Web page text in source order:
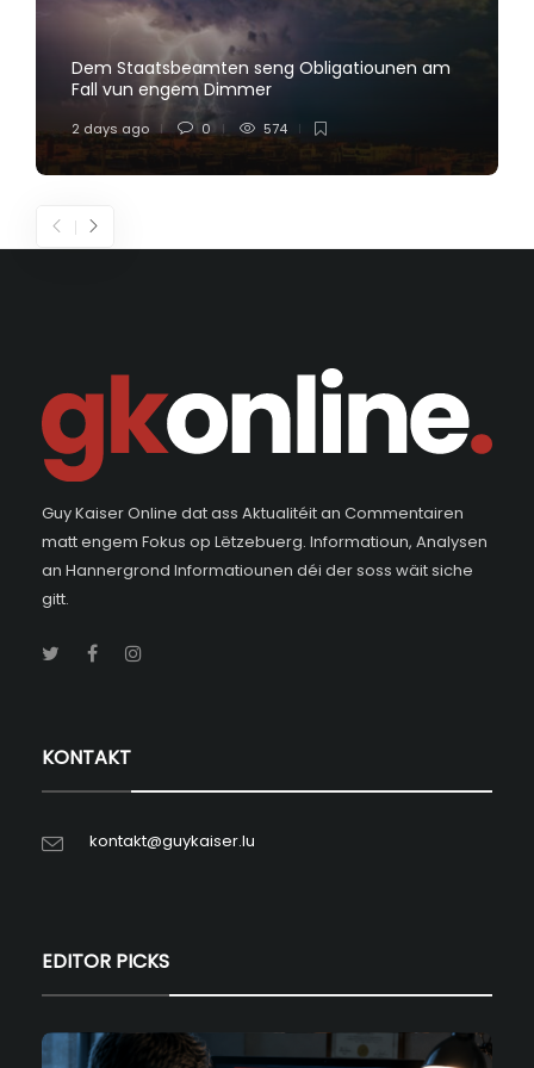
Dem Staatsbeamten seng Obligatiounen am
Fall vun engem Dimmer
2 days ago 0 574
Guy Kaiser Online dat ass Aktualitéit an Commentairen
matt engem Fokus op Lëtzebuerg. Informatioun, Analysen
an Hannergrond Informatiounen déi der soss wäit siche
gitt.
KONTAKT
kontakt@guykaiser.lu
EDITOR PICKS